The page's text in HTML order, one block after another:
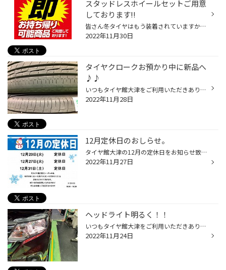
スタッドレスホイールセットご用意
しております!!
皆さん冬タイヤはもう装着されていますか？ 今年の冬は例年より寒くなると 予想されていますので予約・装着が増えています！ 即日装着される方もおられますので 早めに準備しておいて損はないでしょう(。-`ω-) 中にはご自身で取付をされている方も おられるかと思います('ω') しかしスタッドレスタ...
2022年11月30日
タイヤクロークお預かり中に新品へ
♪♪
いつもタイヤ館大津をご利用いただきありがとうございます！ 今日はタイヤクロークのお客様スタッドレスへの履き替え♪ お客様から夏タイヤどうかな〜と？？夏タイヤの状態は…約5ミリ ご相談の結果…少し早いですが安全最優先で春までお預かりの間に新品に！！ もちろん今までもお使い頂いているTPMS(...
2022年11月28日
12月定休日のおしらせ。
タイヤ館大津の12月の定休日をお知らせ致します。 12/6 12/7 は火曜日ですが通常営業いたします!! 2022年１１月26日(土)～１２月４日(日)の9日間は 営業時間を延長して皆様のご来店お待ちしております！ 平日 10：00～19：30まで 土日 10：00～20：30まで また混雑時期なので予約枠はすでに埋まっ...
2022年11月27日
ヘッドライト明るく！！
いつもタイヤ館大津をご利用いただきありがとうございます！ ヘッドライト暗く感じませんか？？ハロゲンだから… ハロゲンヘッドライトも車種によってはLED化できます！！ スフィアライトLEDヘッドライトRIZING III ♪♪ ソリオバンディットへの取り付け事例です！！
2022年11月24日